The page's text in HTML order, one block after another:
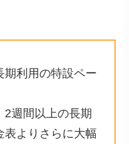
期利用の特設ペー
2週間以上の長期
表よりさらに大幅